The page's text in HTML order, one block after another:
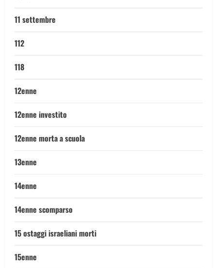
11 settembre
112
118
12enne
12enne investito
12enne morta a scuola
13enne
14enne
14enne scomparso
15 ostaggi israeliani morti
15enne